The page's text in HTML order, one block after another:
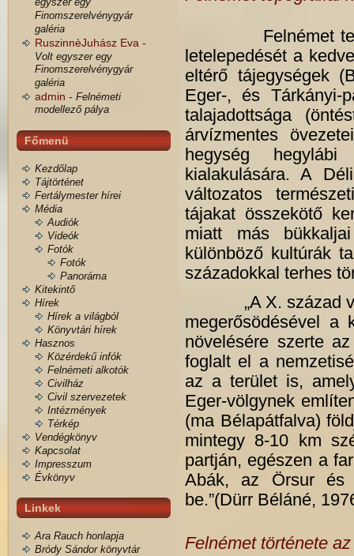
Finomszerelvénygyár
galéria
RuszinnèJuhász Eva -
Volt egyszer egy
Finomszerelvénygyár
galéria
admin - Felnémeti
modellező pálya
Főmenü
Kezdőlap
Tájtörténet
Fertálymester hírei
Média
Audiók
Videók
Fotók
Fotók
Panoráma
Kitekintő
Hírek
Hírek a világból
Könyvtári hírek
Hasznos
Közérdekű infók
Felnémeti alkotók
Civilház
Civil szervezetek
Intézmények
Térkép
Vendégkönyv
Kapcsolat
Impresszum
Évkönyv
Linkek
Ara Rauch honlapja
Bródy Sándor könyvtár
Felnémet
letelepedését a
eltérő tájegységek
Eger-, és Tárkányi-
talajadottsága
árvízmentes
hegység
kialakulására. A
változatos
tájakat összekötő
miatt más
különböző kultúrák
századokkal terhes
„A X. század
megerősödésével a
növelésére szerte
foglalt el a
az a terület is,
Eger-völgynek
(ma Bélapátfalva)
mintegy 8-10 km
partján, egészen a
Abák, az Örsur és
be.”(Dürr Béláné,
Felnémet története